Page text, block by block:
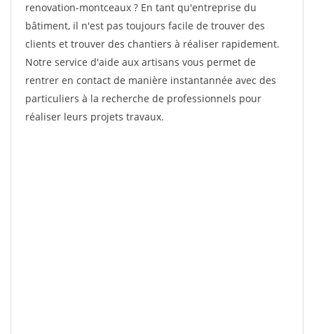
renovation-montceaux ? En tant qu'entreprise du
bâtiment, il n'est pas toujours facile de trouver des
clients et trouver des chantiers à réaliser rapidement.
Notre service d'aide aux artisans vous permet de
rentrer en contact de manière instantannée avec des
particuliers à la recherche de professionnels pour
réaliser leurs projets travaux.